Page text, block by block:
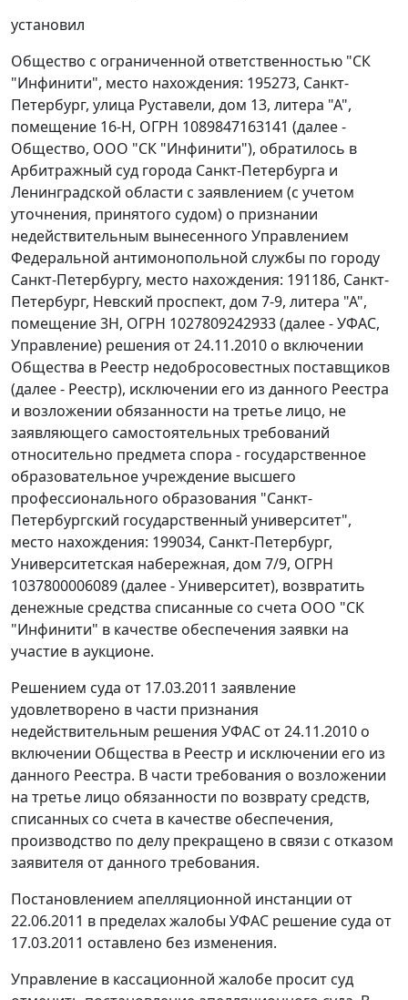
установил
Общество с ограниченной ответственностью "СК
"Инфинити", место нахождения: 195273, Санкт-
Петербург, улица Руставели, дом 13, литера "А",
помещение 16-Н, ОГРН 1089847163141 (далее -
Общество, ООО "СК "Инфинити"), обратилось в
Арбитражный суд города Санкт-Петербурга и
Ленинградской области с заявлением (с учетом
уточнения, принятого судом) о признании
недействительным вынесенного Управлением
Федеральной антимонопольной службы по городу
Санкт-Петербургу, место нахождения: 191186, Санкт-
Петербург, Невский проспект, дом 7-9, литера "А",
помещение 3Н, ОГРН 1027809242933 (далее - УФАС,
Управление) решения от 24.11.2010 о включении
Общества в Реестр недобросовестных поставщиков
(далее - Реестр), исключении его из данного Реестра
и возложении обязанности на третье лицо, не
заявляющего самостоятельных требований
относительно предмета спора - государственное
образовательное учреждение высшего
профессионального образования "Санкт-
Петербургский государственный университет",
место нахождения: 199034, Санкт-Петербург,
Университетская набережная, дом 7/9, ОГРН
1037800006089 (далее - Университет), возвратить
денежные средства списанные со счета ООО "СК
"Инфинити" в качестве обеспечения заявки на
участие в аукционе.
Решением суда от 17.03.2011 заявление
удовлетворено в части признания
недействительным решения УФАС от 24.11.2010 о
включении Общества в Реестр и исключении его из
данного Реестра. В части требования о возложении
на третье лицо обязанности по возврату средств,
списанных со счета в качестве обеспечения,
производство по делу прекращено в связи с отказом
заявителя от данного требования.
Постановлением апелляционной инстанции от
22.06.2011 в пределах жалобы УФАС решение суда от
17.03.2011 оставлено без изменения.
Управление в кассационной жалобе просит суд